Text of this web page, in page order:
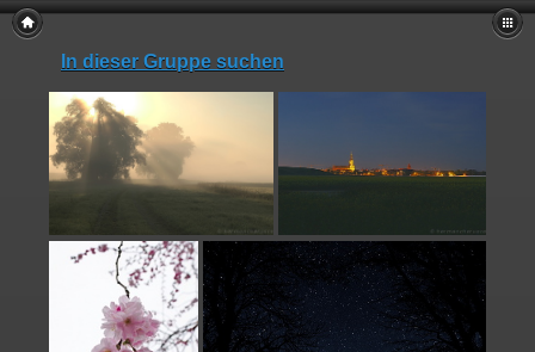
In dieser Gruppe suchen